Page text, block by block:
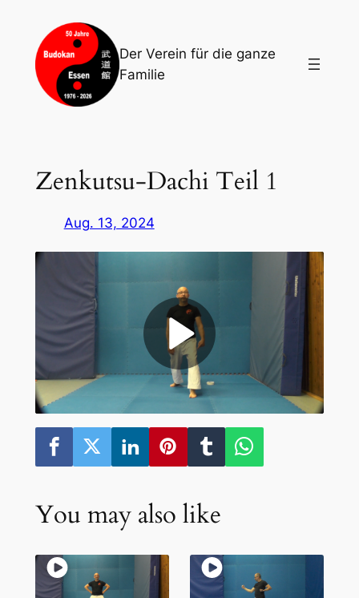
springen
Der Verein für die ganze
Familie
Zenkutsu-Dachi Teil 1
Aug. 13, 2024
You may also like